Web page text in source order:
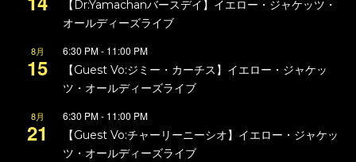
【Dr:Yamachanバースデイ】イエロー・ジャケッツ・
オールディーズライブ
8月
15
6:30 PM- 11:00 PM
【Guest Vo:ジミー・カーチス】イエロー・ジャケッ
ツ・オールディーズライブ
8月
21
6:30 PM- 11:00 PM
【Guest Vo:チャーリーニーシオ】イエロー・ジャケッ
ツ・オールディーズライブ